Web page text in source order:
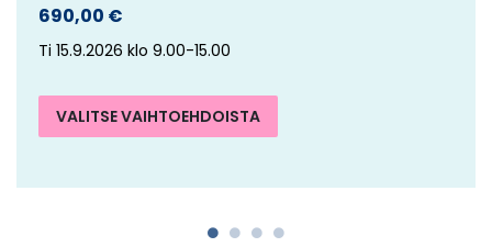
690,00 €
Ti 15.9.2026 klo 9.00-15.00
VALITSE VAIHTOEHDOISTA